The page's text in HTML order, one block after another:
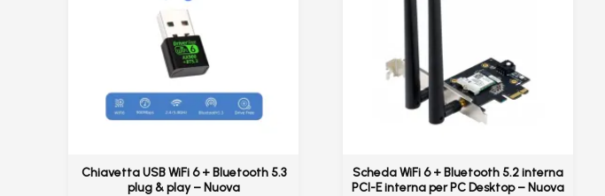
Chiavetta USB WiFi 6 + Bluetooth 5.3
plug & play – Nuova
Scheda WiFi 6 + Bluetooth 5.2 interna
PCI-E interna per PC Desktop – Nuova